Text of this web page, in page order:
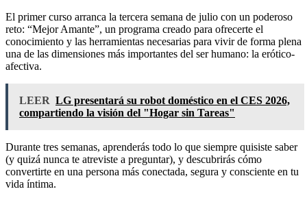
El primer curso arranca la tercera semana de julio con un poderoso
reto: “Mejor Amante”, un programa creado para ofrecerte el
conocimiento y las herramientas necesarias para vivir de forma plena
una de las dimensiones más importantes del ser humano: la erótico-
afectiva.
LEER LG presentará su robot doméstico en el CES 2026,
compartiendo la visión del "Hogar sin Tareas"
Durante tres semanas, aprenderás todo lo que siempre quisiste saber
(y quizá nunca te atreviste a preguntar), y descubrirás cómo
convertirte en una persona más conectada, segura y consciente en tu
vida íntima.